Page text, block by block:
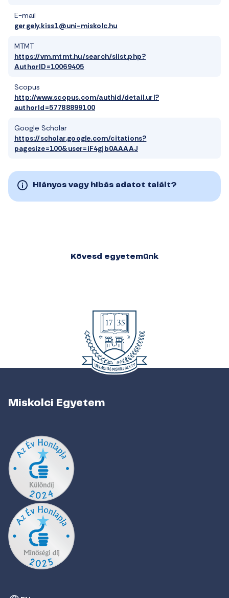
E-mail
gergely.kiss1@uni-miskolc.hu
MTMT
https://vm.mtmt.hu/search/slist.php?
AuthorID=10069405
Scopus
http://www.scopus.com/authid/detail.url?
authorId=57788899100
Google Scholar
https://scholar.google.com/citations?
pagesize=100&user=iF4gjb0AAAAJ
Hiányos vagy hibás adatot talált?
Kövesd egyetemünk
Miskolci Egyetem